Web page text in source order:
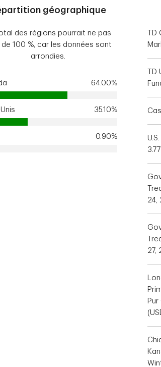
géographique
des régions pourrait ne pas
100 %, car les données sont
arrondies.
64.00%
35.10%
0.90%
24,
27,